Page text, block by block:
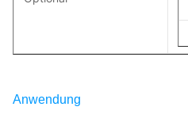
Anwendung